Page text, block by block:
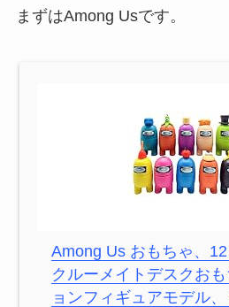
まずはAmong Usです。
Among Us おもちゃ、
クルーメイトデスクお
ョンフィギュアモデル